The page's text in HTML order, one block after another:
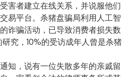
害者建立在线关系，并说服他们
易平台。杀猪盘骗局利用人工智
诈骗活动，已导致消费者损失数
研究，10%的受访成年人曾是杀猪
知，说有一位失散多年的亲戚留